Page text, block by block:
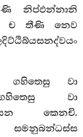
නිප්ඵන්නානි
ච තීණි නෙව
ගහිතෙසු වා
වා
කෙනචි.